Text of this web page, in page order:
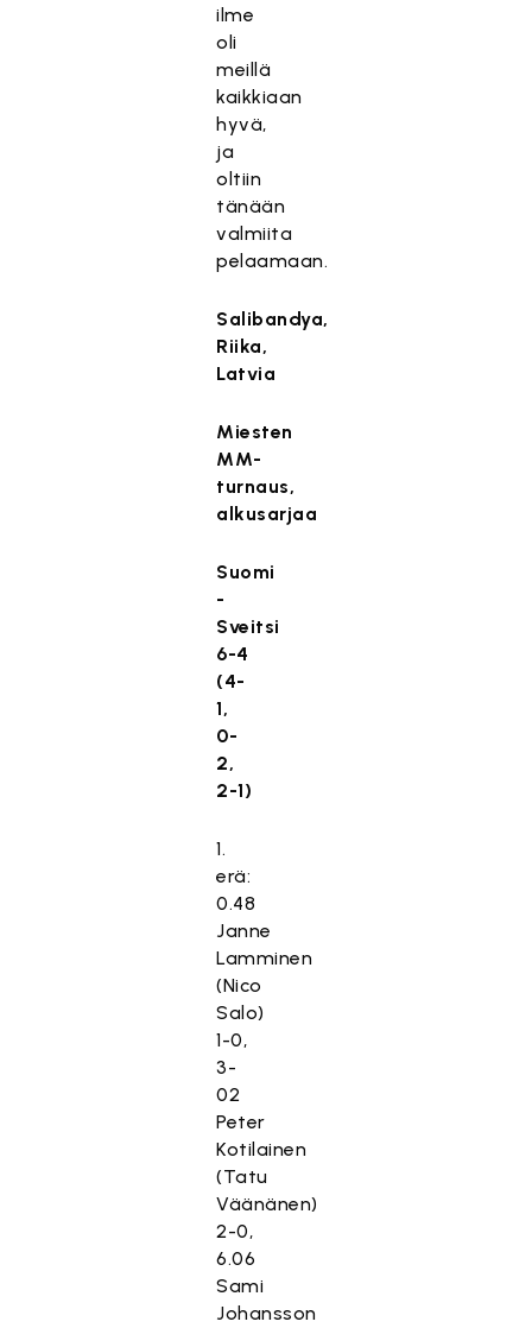
ilme
oli
meillä
kaikkiaan
hyvä,
ja
oltiin
tänään
valmiita
pelaamaan.
Salibandya,
Riika,
Latvia
Miesten
MM-
turnaus,
alkusarjaa
Suomi
-
Sveitsi
6-4
(4-
1,
0-
2,
2-1)
1.
erä:
0.48
Janne
Lamminen
(Nico
Salo)
1-0,
3-
02
Peter
Kotilainen
(Tatu
Väänänen)
2-0,
6.06
Sami
Johansson